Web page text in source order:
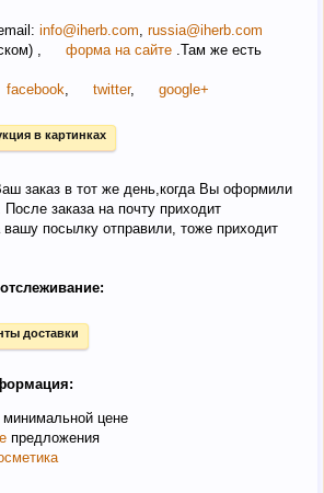
info@iherb.com russia@iherb.com
,
форма на сайте .Там же есть
facebook twitter, google+
в картинках
заказ в тот же день,когда Вы оформили
заказа на почту приходит
посылку отправили, тоже приходит
доставки
минимальной цене
предложения